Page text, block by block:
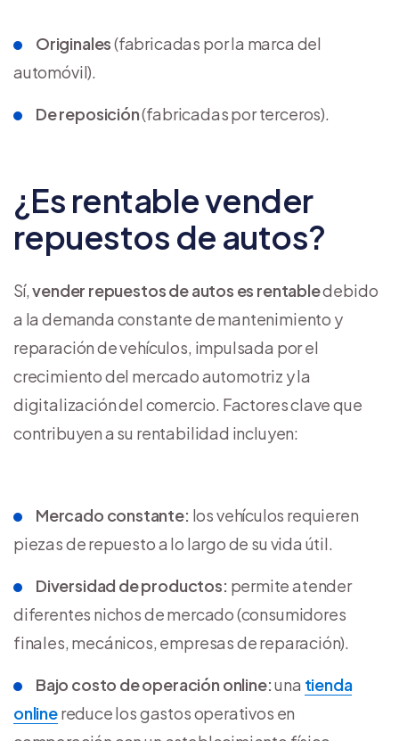
Originales(fabricadas por la marca del
automóvil).
De reposición(fabricadas por terceros).
¿Es rentable vender
repuestos de autos?
Sí,vender repuestos de autos es rentabledebido
a la demanda constante de mantenimiento y
reparación de vehículos, impulsada por el
crecimiento del mercado automotriz y la
digitalización del comercio. Factores clave que
contribuyen a su rentabilidad incluyen:
Mercado constante: los vehículos requieren
piezas de repuesto a lo largo de su vida útil.
Diversidad de productos: permite atender
diferentes nichos de mercado (consumidores
finales, mecánicos, empresas de reparación).
Bajo costo de operación online:una tienda
onlinereduce los gastos operativos en